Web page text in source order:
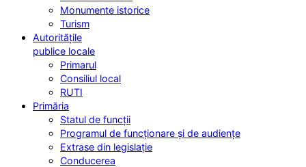
Monumente istorice
Turism
Autoritățile
publice locale
Primarul
Consiliul local
RUTI
Primăria
Statul de funcții
Programul de funcționare și de audiențe
Extrase din legislație
Conducerea